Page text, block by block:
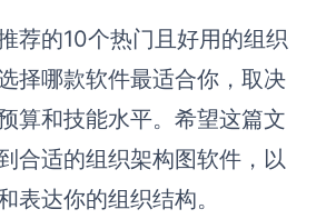
荐的10个热门且好用的组织
择哪款软件最适合你，取决
算和技能水平。希望这篇文
合适的组织架构图软件，以
表达你的组织结构。